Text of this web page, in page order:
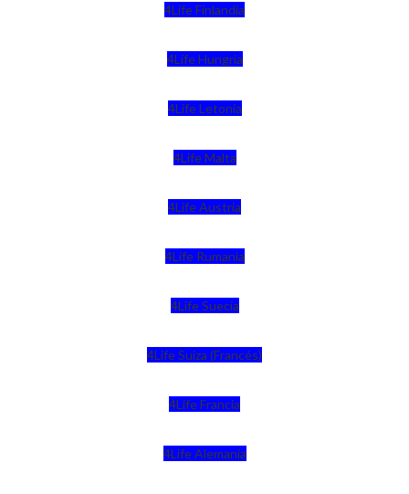
4Life Finlandia
4Life Hungria
4Life Letonia
4Life Malta
4Life Austria
4Life Rumania
4Life Suecia
4Life Suiza (Francés)
4Life Francia
4Life Alemania